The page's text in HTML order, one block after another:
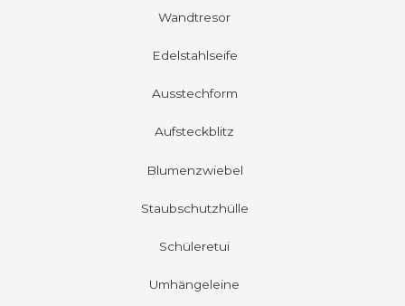
Wandtresor
Edelstahlseife
Ausstechform
Aufsteckblitz
Blumenzwiebel
Staubschutzhülle
Schüleretui
Umhängeleine